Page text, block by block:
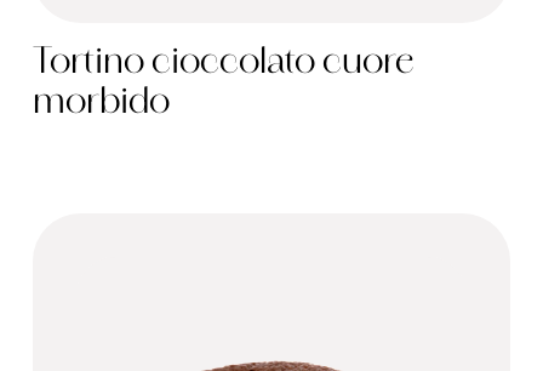
Tortino cioccolato cuore
morbido